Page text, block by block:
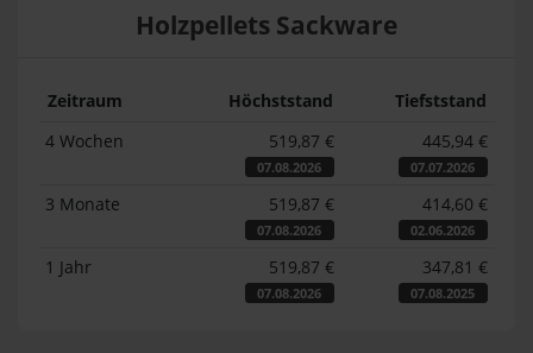
Holzpellets Sackware
Zeitraum Höchststand
Tiefststand
4 Wochen
519,87 €
07.08.2026
445,94 €
07.07.2026
3 Monate 519,87 €
07.08.2026
414,60 €
02.06.2026
1 Jahr 519,87 €
07.08.2026
347,81 €
07.08.2025